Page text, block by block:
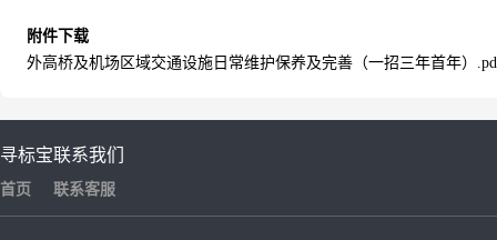
附件下载
外高桥及机场区域交通设施日常维护保养及完善（一招三年首年）
寻标宝
首页
联系我们
联系客服